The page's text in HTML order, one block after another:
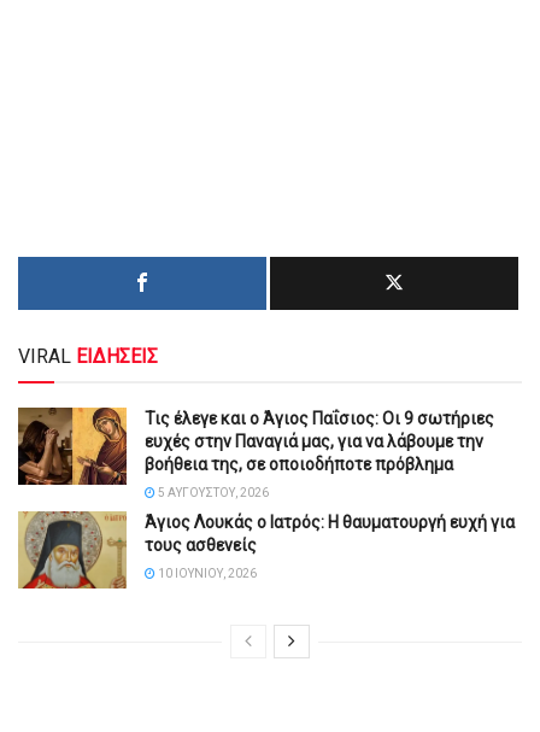
VIRAL ΕΙΔΗΣΕΙΣ
Τις έλεγε και ο Άγιος Παΐσιος: Οι 9 σωτήριες
ευχές στην Παναγιά μας, για να λάβουμε την
βοήθεια της, σε οποιοδήποτε πρόβλημα
5 ΑΥΓΟΎΣΤΟΥ, 2026
Άγιος Λουκάς ο Ιατρός: Η θαυματουργή ευχή για
τους ασθενείς
10 ΙΟΥΝΊΟΥ, 2026